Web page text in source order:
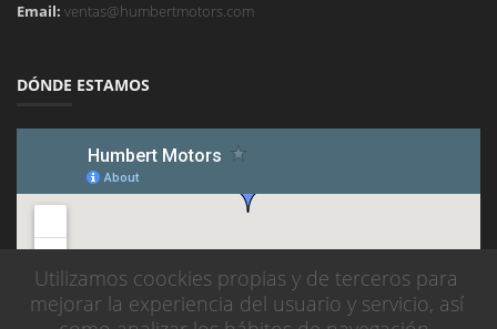
Email: ventas@humbertmotors.com
DÓNDE ESTAMOS
Utilizamos coockies propias y de terceros para
mejorar la experiencia del usuario y servicio, así